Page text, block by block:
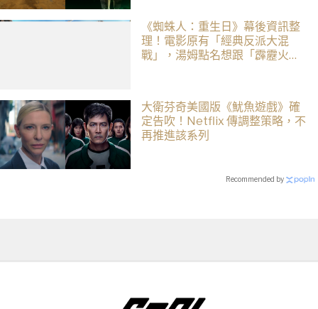
《蜘蛛人：重生日》幕後資訊整
理！電影原有「經典反派大混
戰」，湯姆點名想跟「霹靂火」
大衛芬奇美國版《魷魚遊戲》確
定告吹！Netflix 傳調整策略，不
再推進該系列
Recommended by